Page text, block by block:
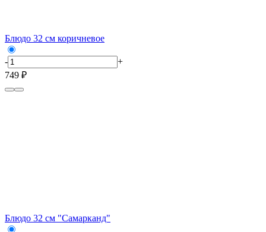
Блюдо 32 см коричневое
-
+
749 ₽
Блюдо 32 см "Самарканд"